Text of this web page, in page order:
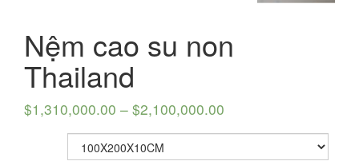
Nệm cao su non
Thailand
$1,310,000.00 – $2,100,000.00